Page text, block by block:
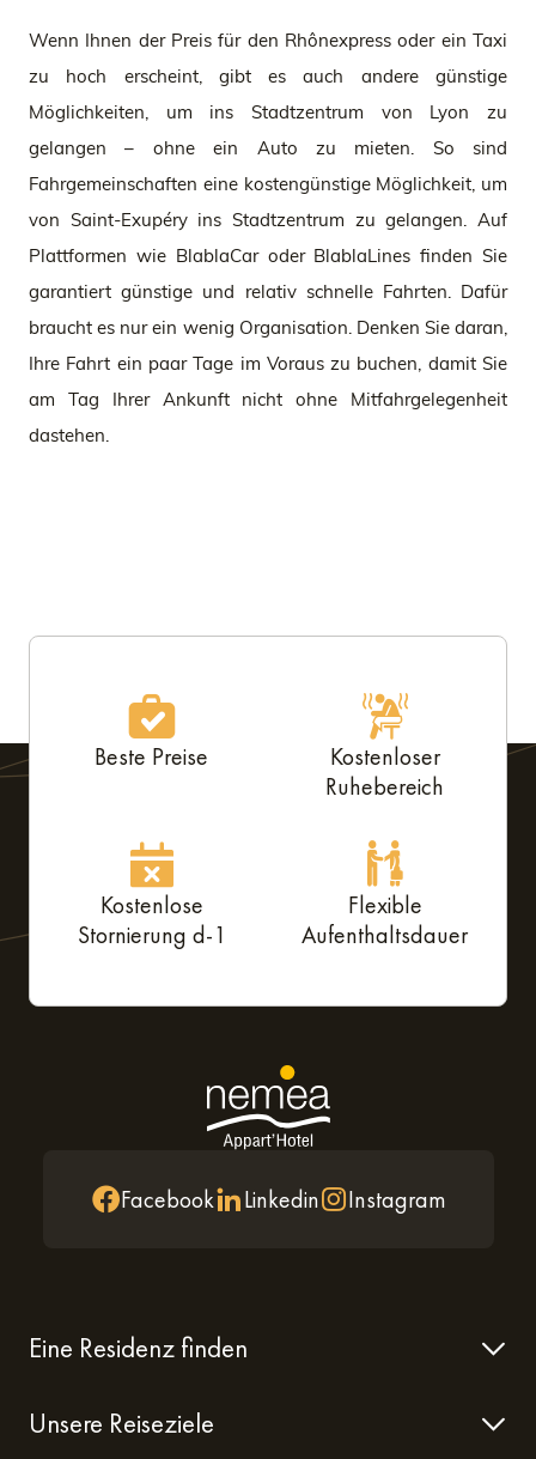
Wenn Ihnen der Preis für den Rhônexpress oder ein Taxi
zu hoch erscheint, gibt es auch andere günstige
Möglichkeiten, um ins Stadtzentrum von Lyon zu
gelangen – ohne ein Auto zu mieten. So sind
Fahrgemeinschaften eine kostengünstige Möglichkeit, um
von Saint-Exupéry ins Stadtzentrum zu gelangen. Auf
Plattformen wie BlablaCar oder BlablaLines finden Sie
garantiert günstige und relativ schnelle Fahrten. Dafür
braucht es nur ein wenig Organisation. Denken Sie daran,
Ihre Fahrt ein paar Tage im Voraus zu buchen, damit Sie
am Tag Ihrer Ankunft nicht ohne Mitfahrgelegenheit
dastehen.
Beste Preise
Kostenloser
Ruhebereich
Kostenlose
Stornierung d-1
Flexible
Aufenthaltsdauer
Facebook Linkedin Instagram
Eine Residenz finden
Unsere Reiseziele